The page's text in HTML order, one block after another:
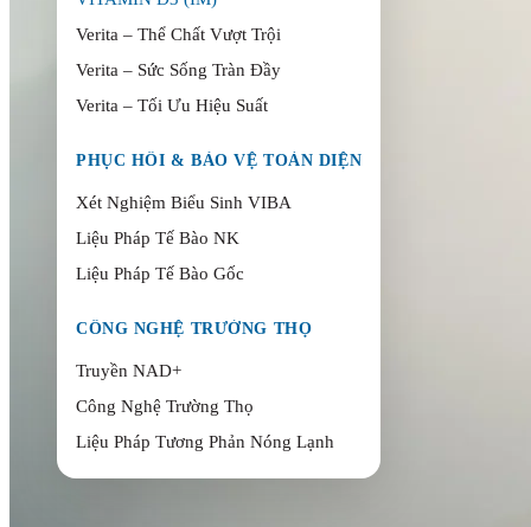
Verita – Thể Chất Vượt Trội
Verita – Sức Sống Tràn Đầy
Verita – Tối Ưu Hiệu Suất
PHỤC HỒI & BẢO VỆ TOÀN DIỆN
Xét Nghiệm Biểu Sinh VIBA
Liệu Pháp Tế Bào NK
Liệu Pháp Tế Bào Gốc
CÔNG NGHỆ TRƯỜNG THỌ
Truyền NAD+
Công Nghệ Trường Thọ
Liệu Pháp Tương Phản Nóng Lạnh